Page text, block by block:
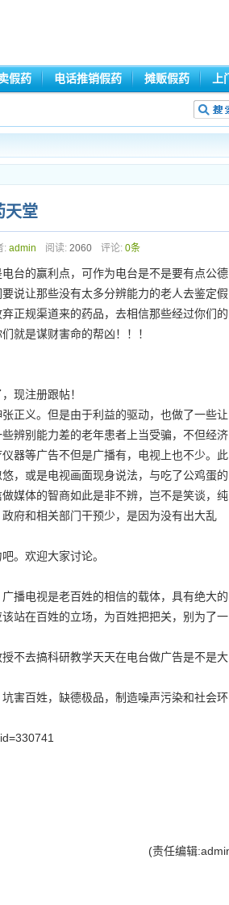
假药 电话推销假药 摊贩假药 上
天堂
: admin 阅读: 2060 评论: 0条
台的赢利点，可作为电台是不是要有点公德
说让那些没有太多分辨能力的老人去鉴定假
正规渠道来的药品，去相信那些经过你们的
就是谋财害命的帮凶！！！
现注册跟帖！
正义。但是由于利益的驱动，也做了一些让
辨别能力差的老年患者上当受骗，不但经济
器等广告不但是广播有，电视上也不少。此
，或是电视画面现身说法，与吃了公鸡蛋的
媒体的智商如此是非不辨，岂不是笑谈，纯
府和相关部门干预少，是因为没有出大乱
。欢迎大家讨论。
播电视是老百姓的相信的载体，具有绝大的
站在百姓的立场，为百姓把把关，别为了一
不去搞科研教学天天在电台做广告是不是大
害百姓，缺德极品，制造噪声污染和社会环
(责任编辑